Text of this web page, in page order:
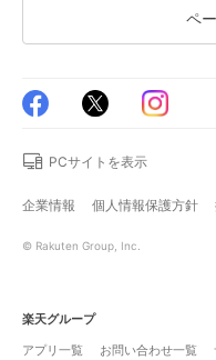
ペ
PCサイトを表示
企業情報 個人情報保護方針
© Rakuten Group, Inc.
楽天グループ
アプリ一覧
お問い合わせ一覧